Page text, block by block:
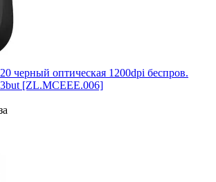
черный оптическая 1200dpi беспров.
[ZL.MCEEE.006]